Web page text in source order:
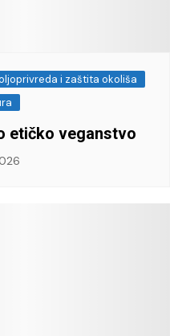
i zaštita okoliša
etičko veganstvo